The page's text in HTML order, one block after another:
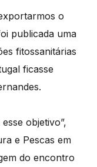
o
publicada uma
fitossanitárias
ficasse
objetivo”,
e Pescas em
do encontro